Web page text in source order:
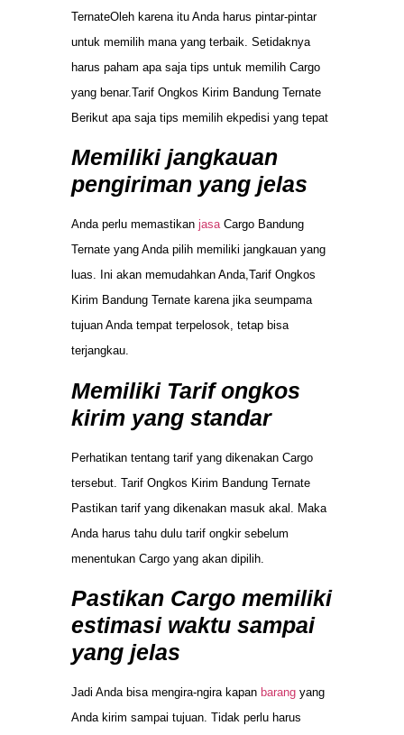
TernateOleh karena itu Anda harus pintar-pintar
untuk memilih mana yang terbaik. Setidaknya
harus paham apa saja tips untuk memilih Cargo
yang benar.Tarif Ongkos Kirim Bandung Ternate
Berikut apa saja tips memilih ekpedisi yang tepat
Memiliki jangkauan
pengiriman yang jelas
Anda perlu memastikan jasaCargo Bandung
Ternate yang Anda pilih memiliki jangkauan yang
luas. Ini akan memudahkan Anda,Tarif Ongkos
Kirim Bandung Ternate karena jika seumpama
tujuan Anda tempat terpelosok, tetap bisa
terjangkau.
Memiliki Tarif ongkos
kirim yang standar
Perhatikan tentang tarif yang dikenakan Cargo
tersebut. Tarif Ongkos Kirim Bandung Ternate
Pastikan tarif yang dikenakan masuk akal. Maka
Anda harus tahu dulu tarif ongkir sebelum
menentukan Cargo yang akan dipilih.
Pastikan Cargo memiliki
estimasi waktu sampai
yang jelas
Jadi Anda bisa mengira-ngira kapan barang yang
Anda kirim sampai tujuan. Tidak perlu harus